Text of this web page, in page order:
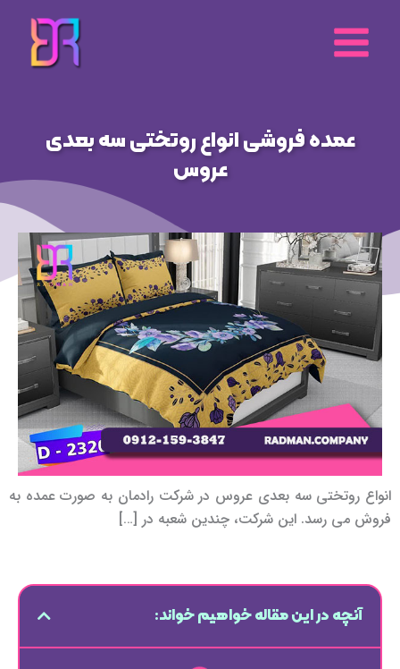
محتوا
عمده فروشی انواع روتختی سه بعدی
عروس
انواع روتختی سه بعدی عروس در شرکت رادمان به صورت عمده به
فروش می رسد. این شرکت، چندین شعبه در […]
آنچه در این مقاله خواهیم خواند: